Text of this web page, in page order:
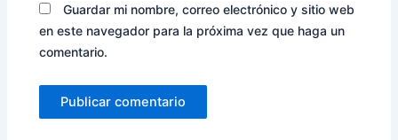
Guardar mi nombre, correo electrónico y sitio web
en este navegador para la próxima vez que haga un
comentario.